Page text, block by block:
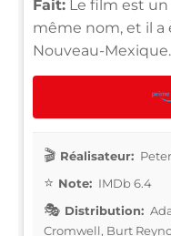
Fait: Le film est
même nom, et il a
Nouveau-Mexique.
Réalisateur:
Note: IMDb 6.4
Distribution:
Cromwell, Burt